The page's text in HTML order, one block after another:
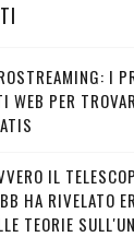
I
WEB PER
IL
HA RIVELATO
TEORIE